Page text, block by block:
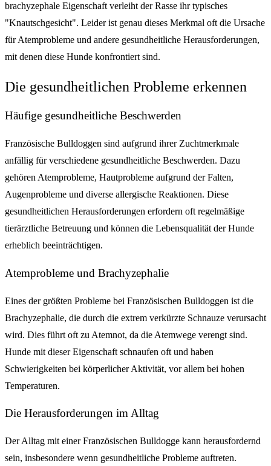
brachyzephale Eigenschaft verleiht der Rasse ihr typisches
"Knautschgesicht". Leider ist genau dieses Merkmal oft die Ursache
für Atemprobleme und andere gesundheitliche Herausforderungen,
mit denen diese Hunde konfrontiert sind.
Die gesundheitlichen Probleme erkennen
Häufige gesundheitliche Beschwerden
Französische Bulldoggen sind aufgrund ihrer Zuchtmerkmale
anfällig für verschiedene gesundheitliche Beschwerden. Dazu
gehören Atemprobleme, Hautprobleme aufgrund der Falten,
Augenprobleme und diverse allergische Reaktionen. Diese
gesundheitlichen Herausforderungen erfordern oft regelmäßige
tierärztliche Betreuung und können die Lebensqualität der Hunde
erheblich beeinträchtigen.
Atemprobleme und Brachyzephalie
Eines der größten Probleme bei Französischen Bulldoggen ist die
Brachyzephalie, die durch die extrem verkürzte Schnauze verursacht
wird. Dies führt oft zu Atemnot, da die Atemwege verengt sind.
Hunde mit dieser Eigenschaft schnaufen oft und haben
Schwierigkeiten bei körperlicher Aktivität, vor allem bei hohen
Temperaturen.
Die Herausforderungen im Alltag
Der Alltag mit einer Französischen Bulldogge kann herausfordernd
sein, insbesondere wenn gesundheitliche Probleme auftreten.